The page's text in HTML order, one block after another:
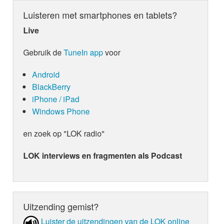
Luisteren met smartphones en tablets?
Live
Gebruik deTuneIn appvoor
Android
BlackBerry
iPhone / iPad
Windows Phone
en zoek op "LOK radio"
LOK interviews en fragmenten als Podcast
Uitzending gemist?
Luister de uit­zen­din­gen van de LOK online